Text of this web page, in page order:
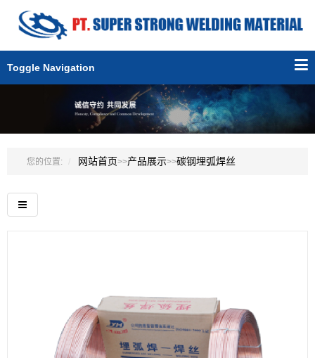
Toggle Navigation
您的位置: 网站首页>>产品展示>>碳钢埋弧焊丝